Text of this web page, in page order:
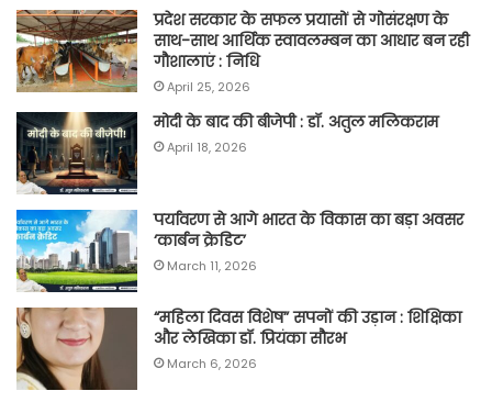
प्रदेश सरकार के सफल प्रयासों से गोसंरक्षण के
साथ-साथ आर्थिक स्वावलम्बन का आधार बन रही
गौशालाएं : निधि
April 25, 2026
मोदी के बाद की बीजेपी : डॉ. अतुल मलिकराम
April 18, 2026
पर्यावरण से आगे भारत के विकास का बड़ा अवसर
‘कार्बन क्रेडिट’
March 11, 2026
“महिला दिवस विशेष” सपनों की उड़ान : शिक्षिका
और लेखिका डॉ. प्रियंका सौरभ
March 6, 2026